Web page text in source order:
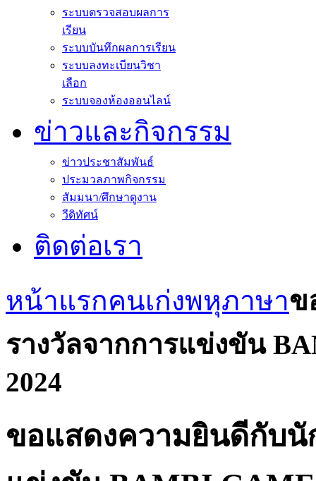
ระบบตรวจสอบผลการ
เรียน
ระบบบันทึกผลการเรียน
ระบบลงทะเบียนวิชา
เลือก
ระบบจองห้องออนไลน์
ข่าวและกิจกรรม
ข่าวประชาสัมพันธ์
ประมวลภาพกิจกรรม
สัมมนา/ศึกษาดูงาน
วีดิทัศน์
ติดต่อเรา
หน้าแรกคนเก่งพหุภาษาข
รางวัลจากการแข่งขัน
2024
ขอแสดงความยินดีกับนั